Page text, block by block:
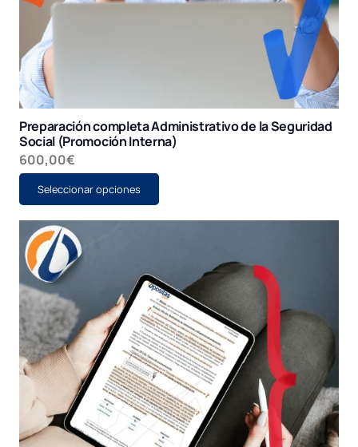
Preparación completa Administrativo de la Seguridad
Social (Promoción Interna)
600,00€
Seleccionar opciones
Este
tiene
múltiples
pueden
elegir
en
la
página
de
producto